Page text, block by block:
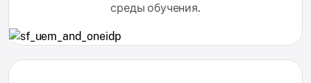
среды обучения.